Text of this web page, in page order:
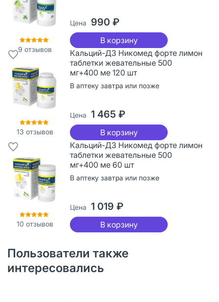
9 отзывов
Цена 990 ₽
В корзину
13 отзывов
Кальций-Д3 Никомед форте лимон
таблетки жевательные 500
мг+400 ме 120 шт
В аптеку завтра или позже
Цена 1 465 ₽
В корзину
10 отзывов
Кальций-Д3 Никомед форте лимон
таблетки жевательные 500
мг+400 ме 60 шт
В аптеку завтра или позже
Цена 1 019 ₽
В корзину
Пользователи также
интересовались